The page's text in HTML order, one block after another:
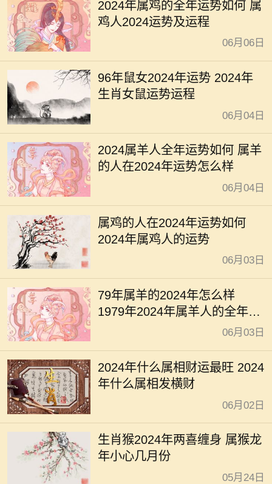
2024年属鸡的全年运势如何 属
鸡人2024运势及运程
06月06日
96年鼠女2024年运势 2024年
生肖女鼠运势运程
06月04日
2024属羊人全年运势如何 属羊
的人在2024年运势怎么样
06月04日
属鸡的人在2024年运势如何
2024年属鸡人的运势
06月03日
79年属羊的2024年怎么样
1979年2024年属羊人的全年运
06月03日
2024年什么属相财运最旺 2024
年什么属相发横财
06月02日
生肖猴2024年两喜缠身 属猴龙
年小心几月份
05月24日